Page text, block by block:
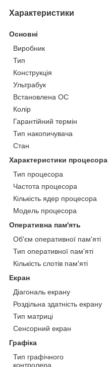
Характеристики
Основні
Виробник
Тип
Конструкція
Ультрабук
Встановлена ОС
Колір
Гарантійний термін
Тип накопичувача
Стан
Характеристики процесора
Тип процесора
Частота процесора
Кількість ядер процесора
Модель процесора
Оперативна пам'ять
Об'єм оперативної пам'яті
Тип оперативної пам'яті
Кількість слотів пам'яті
Екран
Діагональ екрану
Роздільна здатність екрану
Тип матриці
Сенсорний екран
Графіка
Тип графічного
контролера